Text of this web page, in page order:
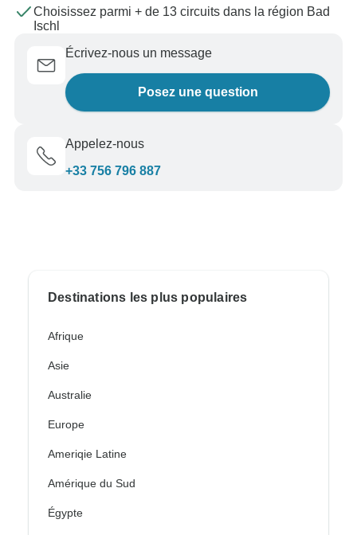
Choisissez parmi + de 13 circuits dans la région Bad
Ischl
Écrivez-nous un message
Posez une question
Appelez-nous
+33 756 796 887
Destinations les plus populaires
Afrique
Asie
Australie
Europe
Ameriqie Latine
Amérique du Sud
Égypte